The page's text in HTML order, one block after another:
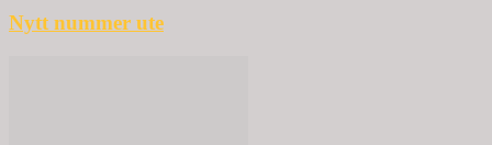
Nytt nummer ute